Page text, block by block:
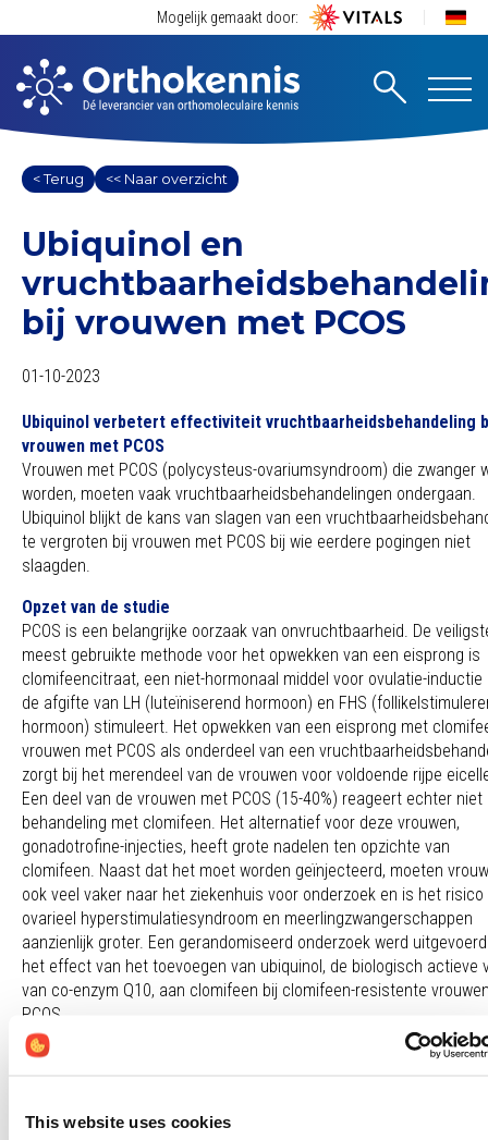
This website uses cookies
Mogelijk gemaakt door:
< Terug << Naar overzicht
Ubiquinol en
bij vrouwen met PCOS
01-10-2023
Ubiquinol verbetert effectiviteit vruchtbaarheidsbehandeling
vrouwen met PCOS
Vrouwen met PCOS (polycysteus-ovariumsyndroom) die zwanger
worden, moeten vaak vruchtbaarheidsbehandelingen ondergaan.
Ubiquinol blijkt de kans van slagen van een
te vergroten bij vrouwen met PCOS bij wie eerdere pogingen niet
slaagden.
Opzet van de studie
PCOS is een belangrijke oorzaak van onvruchtbaarheid. De
meest gebruikte methode voor het opwekken van een eisprong is
clomifeencitraat, een niet-hormonaal middel voor ovulatie-inductie
de afgifte van LH (luteïniserend hormoon) en FHS
hormoon) stimuleert. Het opwekken van een eisprong met
vrouwen met PCOS als onderdeel van een
zorgt bij het merendeel van de vrouwen voor voldoende rijpe
Een deel van de vrouwen met PCOS (15-40%) reageert echter niet
behandeling met clomifeen. Het alternatief voor deze vrouwen,
gonadotrofine-injecties, heeft grote nadelen ten opzichte van
clomifeen. Naast dat het moet worden geïnjecteerd, moeten
ook veel vaker naar het ziekenhuis voor onderzoek en is het risico
ovarieel hyperstimulatiesyndroom en meerlingzwangerschappen
aanzienlijk groter. Een gerandomiseerd onderzoek werd
het effect van het toevoegen van ubiquinol, de biologisch actieve
van co-enzym Q10, aan clomifeen bij clomifeen-resistente
PCOS.
In totaal namen 148 vrouwen met PCOS in de vruchtbare leeftijd
injecties. Vrouwen die na één behandelcyclus niet zwanger